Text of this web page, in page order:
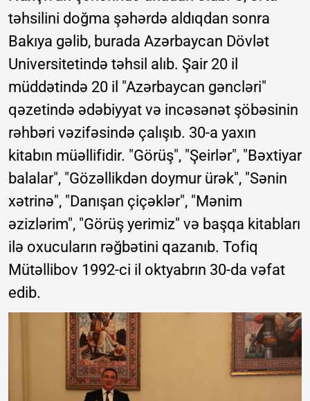
təhsilini doğma şəhərdə aldıqdan sonra
Bakıya gəlib, burada Azərbaycan Dövlət
Universitetində təhsil alıb. Şair 20 il
müddətində 20 il "Azərbaycan gəncləri"
qəzetində ədəbiyyat və incəsənət şöbəsinin
rəhbəri vəzifəsində çalışıb. 30-a yaxın
kitabın müəllifidir. "Görüş", "Şeirlər", "Bəxtiyar
balalar", "Gözəllikdən doymur ürək", "Sənin
xətrinə", "Danışan çiçəklər", "Mənim
əzizlərim", "Görüş yerimiz" və başqa kitabları
ilə oxucuların rəğbətini qazanıb. Tofiq
Mütəllibov 1992-ci il oktyabrın 30-da vəfat
edib.